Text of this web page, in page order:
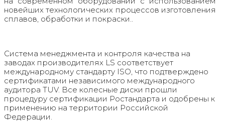
новейших технологических процессов изготовления
сплавов, обработки и покраски..
Система менеджмента и контроля качества на
заводах производителях LS соответствует
международному стандарту ISO, что подтверждено
сертификатами независимого международного
аудитора TUV. Все колесные диски прошли
процедуру сертификации Ростандарта и одобрены к
применению на территории Российской
Федерации.